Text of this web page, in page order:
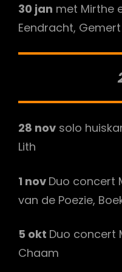
30 jan met Mirthe
Eendracht, Gemert
28 nov solo
Lith
1 nov Duo concert
van de Poezie,
5 okt Duo concert
Chaam